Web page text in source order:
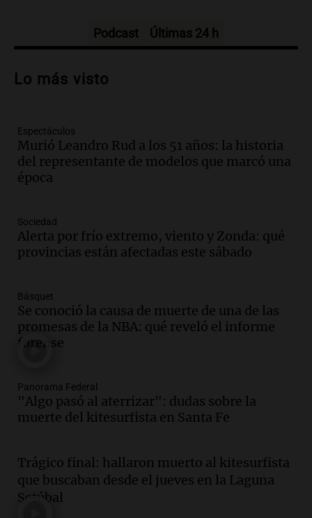
Audio.Análisis económico de la
opina sobre la actualidad argentina
Audio.
Del fitness a la longevidad: por
qué crece el consumo de alimentos con
proteínas
Una mañana para todos
Audio.
la cooperativa Talamuchita en Villa
María con 30 millones robados
Audio.La construcción en Argentina
cayó 4,1% en junio pero acumula un
aumento del 2,8% en el semestre
Panorama Federal
Audio.La inflación en Buenos Aires se
acelera con un 2,9% en julio, según
datos preliminares
Audio.La justicia niega pedido de
Facundo Moyano para levantar
perimetral sobre Candela Arizaga
Podcast Últimas 24 h
Lo más visto
Espectáculos
Murió Leandro Rud a los 51 años: la historia
del representante de modelos que marcó una
época
Sociedad
Alerta por frío extremo, viento y Zonda: qué
provincias están afectadas este sábado
Básquet
Se conoció la causa de muerte de una de las
promesas de la NBA: qué reveló el informe
forense
Panorama Federal
"Algo pasó al aterrizar": dudas sobre la
muerte del kitesurfista en Santa Fe
Trágico final: hallaron muerto al kitesurfista
que buscaban desde el jueves en la Laguna
Setúbal